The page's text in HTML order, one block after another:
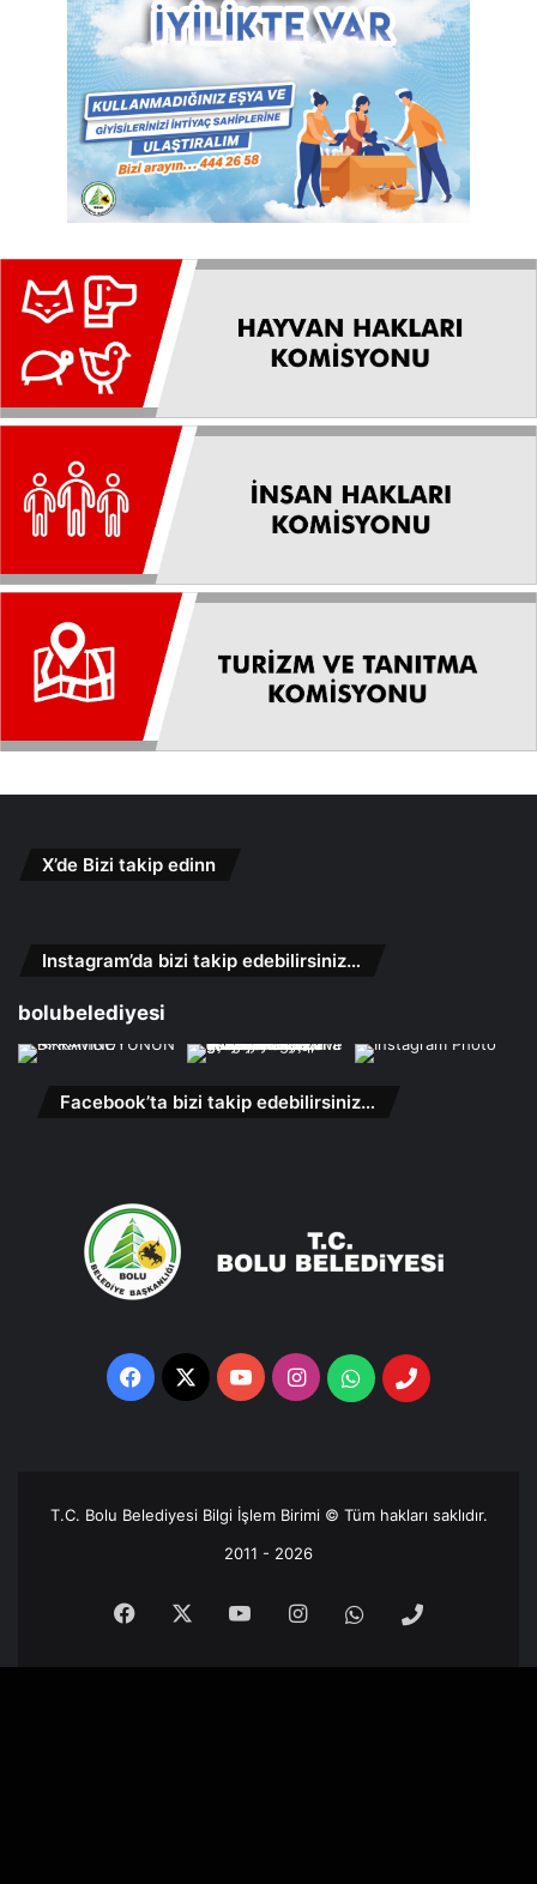
X’de Bizi takip edinn
Instagram’da bizi takip edebilirsiniz…
bolubelediyesi
Facebook’ta bizi takip edebilirsiniz…
Facebook
X YouTubeInstagramWhatsappTelefon
T.C. Bolu Belediyesi Bilgi İşlem Birimi © Tüm hakları saklıdır.
2011 - 2026
Facebook YouTubeInstagramWhatsappTelefon